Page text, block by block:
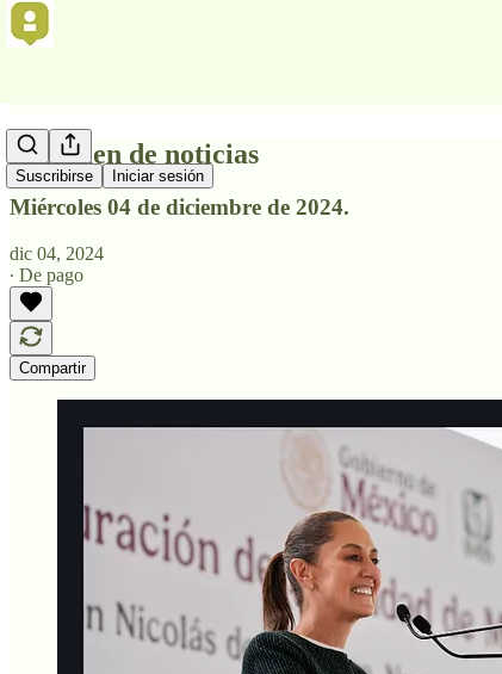
Suscribirse Iniciar sesión
Resumen de noticias
Miércoles 04 de diciembre de 2024.
dic 04, 2024
∙ De pago
Compartir